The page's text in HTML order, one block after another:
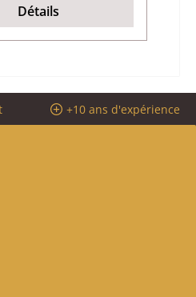
Détails
+10 ans d'expérience